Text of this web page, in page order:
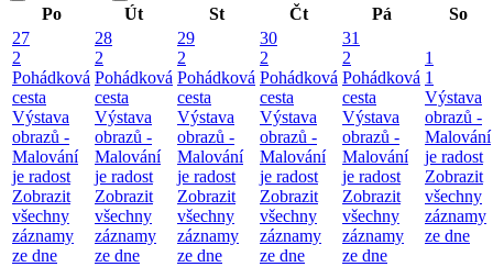
Po
Út St Čt Pá
So
27
2
Pohádková
cesta
Výstava
obrazů -
Malování
je radost
Zobrazit
všechny
záznamy
ze dne
28
2
Pohádková
cesta
Výstava
obrazů -
Malování
je radost
Zobrazit
všechny
záznamy
ze dne
29
2
Pohádková
cesta
Výstava
obrazů -
Malování
je radost
Zobrazit
všechny
záznamy
ze dne
30
2
Pohádková
cesta
Výstava
obrazů -
Malování
je radost
Zobrazit
všechny
záznamy
ze dne
31
2
Pohádková
cesta
Výstava
obrazů -
Malování
je radost
Zobrazit
všechny
záznamy
ze dne
1
1
Výstava
obrazů -
Malování
je radost
Zobrazit
všechny
záznamy
ze dne